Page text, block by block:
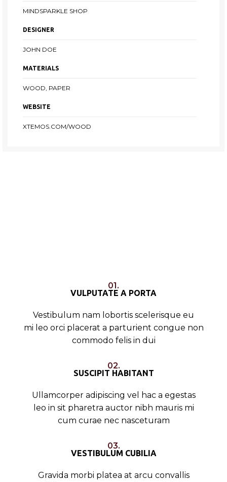
MINDSPARKLE SHOP
DESIGNER
JOHN DOE
MATERIALS
WOOD, PAPER
WEBSITE
XTEMOS.COM/WOOD
01.
VULPUTATE A PORTA
Vestibulum nam lobortis scelerisque eu
mi leo orci placerat a parturient congue non
commodo felis in dui
02.
SUSCIPIT HABITANT
Ullamcorper adipiscing vel hac a egestas
leo in sit pharetra auctor nibh mauris mi
cum curae nec nasceturam
03.
VESTIBULUM CUBILIA
Gravida morbi platea at arcu convallis